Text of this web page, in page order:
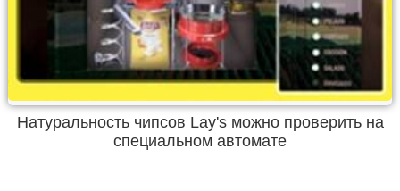
Натуральность чипсов Lay's можно проверить на
специальном автомате